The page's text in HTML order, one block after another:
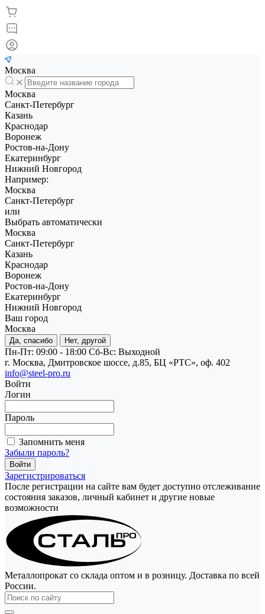
Москва
Москва
Санкт-Петербург
Казань
Краснодар
Воронеж
Ростов-на-Дону
Екатеринбург
Нижний Новгород
Например:
Москва
Санкт-Петербург
или
Выбрать автоматически
Москва
Санкт-Петербург
Казань
Краснодар
Воронеж
Ростов-на-Дону
Екатеринбург
Нижний Новгород
Ваш город
Москва
Да, спасибо Нет, другой
Пн-Пт: 09:00 - 18:00 Cб-Вс: Выходной
г. Москва, Дмитровское шоссе, д.85, БЦ «РТС», оф. 402
info@steel-pro.ru
Войти
Логин
Пароль
Запомнить меня
Забыли пароль?
Зарегистрироваться
После регистрации на сайте вам будет доступно отслеживание
состояния заказов, личный кабинет и другие новые
возможности
Металлопрокат со склада оптом и в розницу. Доставка по всей
России.